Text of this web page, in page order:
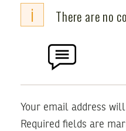
i There are no
Your email address
Required fields are